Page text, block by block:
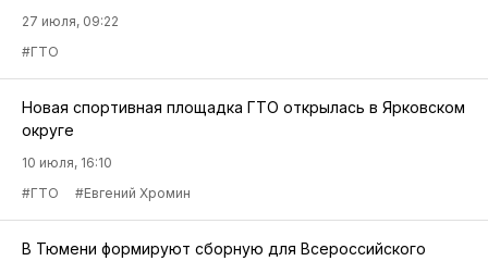
27 июля, 09:22
#ГТО
Новая спортивная площадка ГТО открылась в Ярковском
округе
10 июля, 16:10
#ГТО
#Евгений Хромин
В Тюмени формируют сборную для Всероссийского